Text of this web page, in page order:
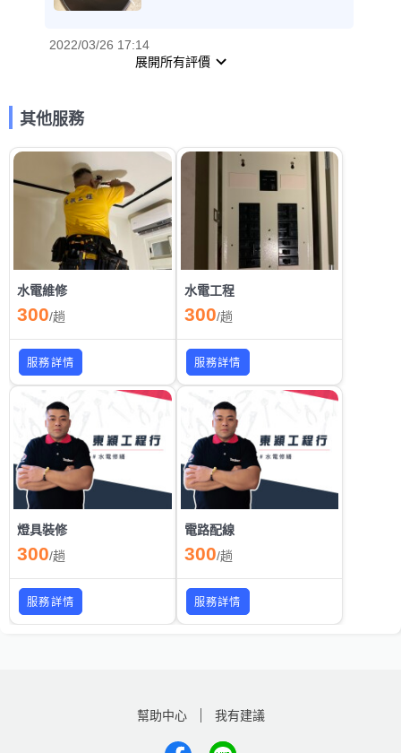
2022/03/26 17:14
展開所有評價
其他服務
水電維修
300/趟
服務詳情
水電工程
300/趟
服務詳情
燈具裝修
300/趟
服務詳情
電路配線
300/趟
服務詳情
幫助中心 我有建議